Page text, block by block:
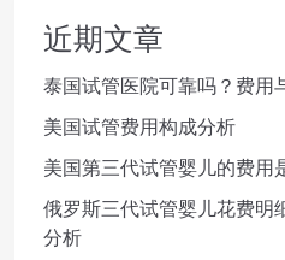
近期文章
泰国试管医院可靠吗？费用
美国试管费用构成分析
美国第三代试管婴儿的费用
俄罗斯三代试管婴儿花费明
分析